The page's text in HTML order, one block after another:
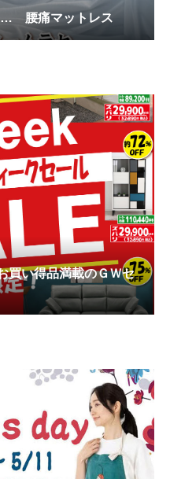
… 腰痛マットレス
買い得品満載のＧＷセ